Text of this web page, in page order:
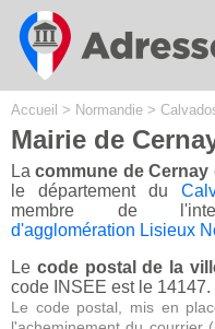
Accueil > Normandie >
Mairie de
Lacommune de Cernay
le département du
membre de
d'agglomération Lisieux
Le code postal de la
code INSEE est le 14147.
Le code postal, mis en
Cookies management panel